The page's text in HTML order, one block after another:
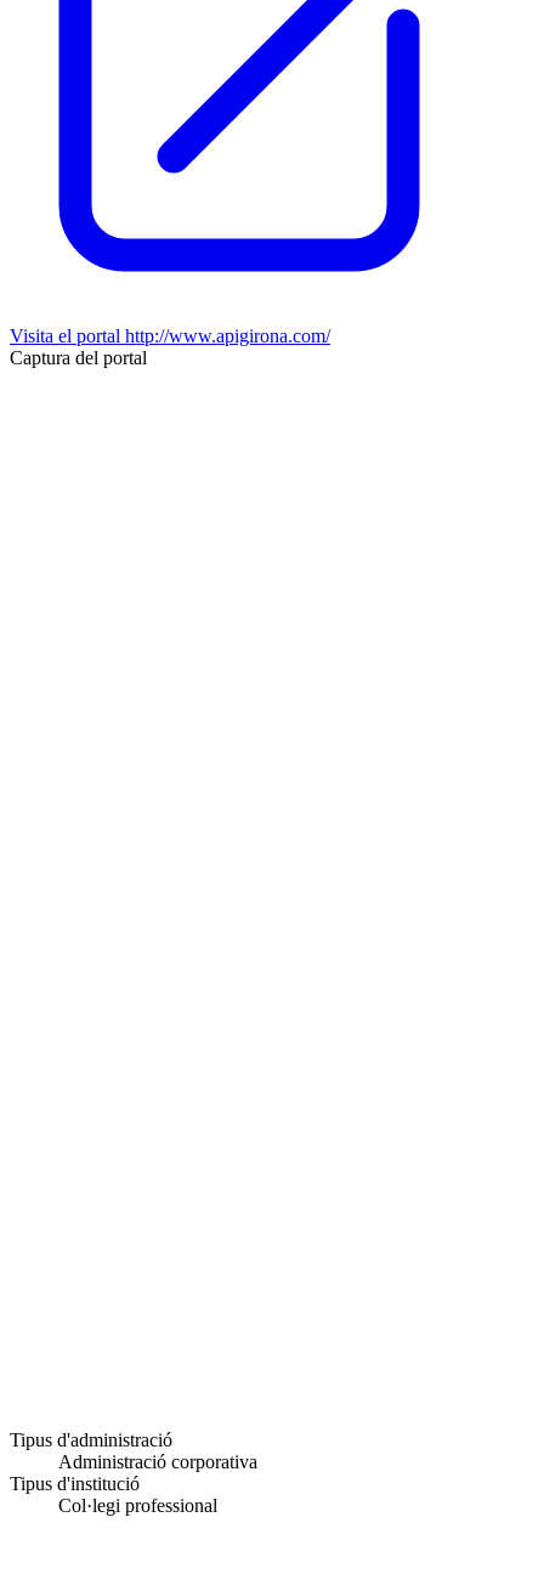
Visita el portal http://www.apigirona.com/
Captura del portal
Tipus d'administració
Administració corporativa
Tipus d'institució
Col·legi professional